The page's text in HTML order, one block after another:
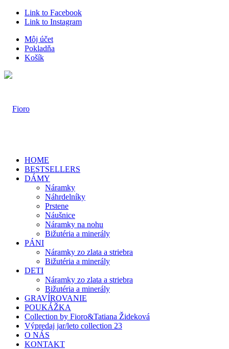
Link to Facebook
Link to Instagram
Môj účet
Pokladňa
Košík
HOME
BESTSELLERS
DÁMY
Náramky
Náhrdelníky
Prstene
Náušnice
Náramky na nohu
Bižutéria a minerály
PÁNI
Náramky zo zlata a striebra
Bižutéria a minerály
DETI
Náramky zo zlata a striebra
Bižutéria a minerály
GRAVÍROVANIE
POUKÁŽKA
Collection by Fioro&Tatiana Žideková
Výpredaj jar/leto collection 23
O NÁS
KONTAKT